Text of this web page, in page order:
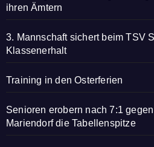
ihren Ämtern
3. Mannschaft sichert beim TSV
Klassenerhalt
Training in den Osterferien
Senioren erobern nach 7:1
Mariendorf die Tabellenspitze